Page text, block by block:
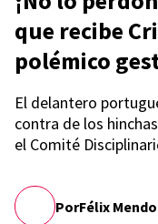
que recibe
polémico
El delantero
contra de los
el Comité
PorFélix